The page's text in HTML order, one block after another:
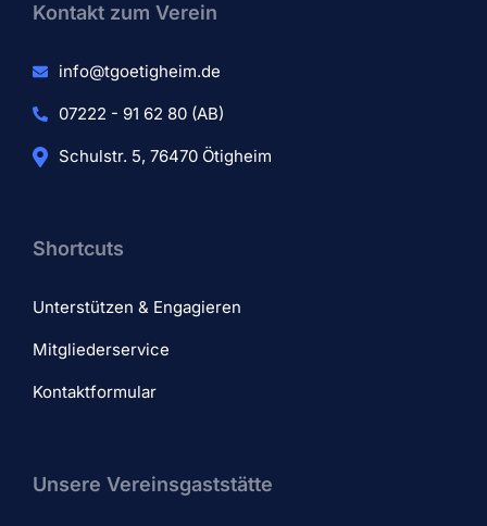
Kontakt zum Verein​
info@tgoetigheim.de
07222 - 91 62 80 (AB)
Schulstr. 5, 76470 Ötigheim
Shortcuts
Unterstützen & Engagieren
Mitgliederservice
Kontaktformular
Unsere Vereinsgaststätte